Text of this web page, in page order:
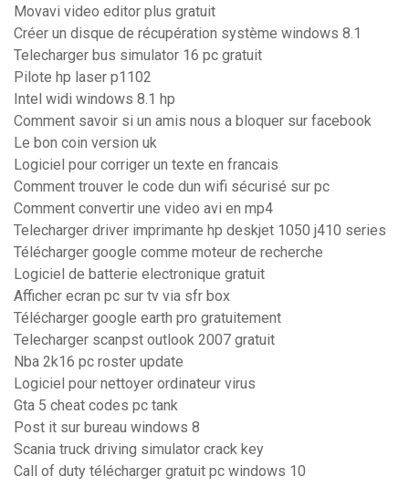
Movavi video editor plus gratuit
Créer un disque de récupération système windows 8.1
Telecharger bus simulator 16 pc gratuit
Pilote hp laser p1102
Intel widi windows 8.1 hp
Comment savoir si un amis nous a bloquer sur facebook
Le bon coin version uk
Logiciel pour corriger un texte en francais
Comment trouver le code dun wifi sécurisé sur pc
Comment convertir une video avi en mp4
Telecharger driver imprimante hp deskjet 1050 j410 series
Télécharger google comme moteur de recherche
Logiciel de batterie electronique gratuit
Afficher ecran pc sur tv via sfr box
Télécharger google earth pro gratuitement
Telecharger scanpst outlook 2007 gratuit
Nba 2k16 pc roster update
Logiciel pour nettoyer ordinateur virus
Gta 5 cheat codes pc tank
Post it sur bureau windows 8
Scania truck driving simulator crack key
Call of duty télécharger gratuit pc windows 10